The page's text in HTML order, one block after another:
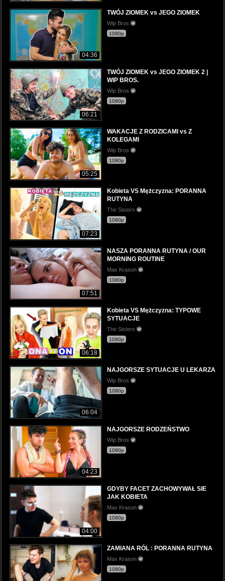
04:36
TWÓJ ZIOMEK vs JEGO ZIOMEK
Wip Bros
1080p
06:21
TWÓJ ZIOMEK vs JEGO ZIOMEK 2 |
WIP BROS.
Wip Bros
1080p
05:25
WAKACJE Z RODZICAMI vs Z
KOLEGAMI
Wip Bros
1080p
07:23
Kobieta VS Mężczyzna: PORANNA
RUTYNA
The Sisters
1080p
07:51
NASZA PORANNA RUTYNA / OUR
MORNING ROUTINE
Max Krason
1080p
06:18
Kobieta VS Mężczyzna: TYPOWE
SYTUACJE
The Sisters
1080p
06:04
NAJGORSZE SYTUACJE U LEKARZA
Wip Bros
1080p
04:23
NAJGORSZE RODZEŃSTWO
Wip Bros
1080p
04:00
GDYBY FACET ZACHOWYWAŁ SIE
JAK KOBIETA
Max Krason
1080p
ZAMIANA RÓL : PORANNA RUTYNA
Max Krason
1080p